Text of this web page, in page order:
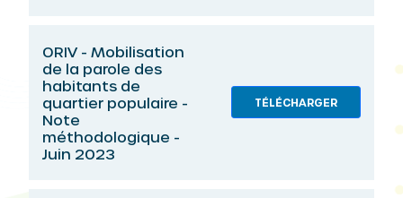
ORIV - Mobilisation
de la parole des
habitants de
quartier populaire -
Note
méthodologique -
Juin 2023
TÉLÉCHARGER